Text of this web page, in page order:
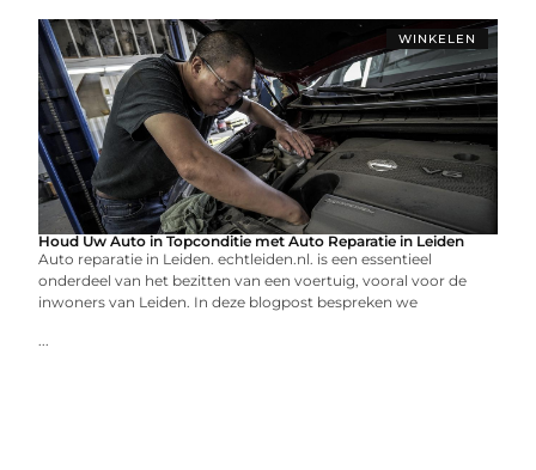
WINKELEN
Houd Uw Auto in Topconditie met Auto Reparatie in Leiden
Auto reparatie in Leiden. echtleiden.nl. is een essentieel
onderdeel van het bezitten van een voertuig, vooral voor de
inwoners van Leiden. In deze blogpost bespreken we
...